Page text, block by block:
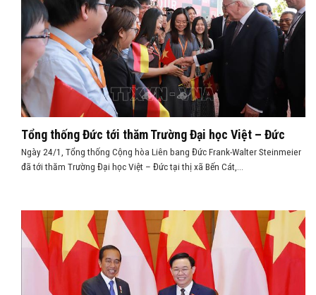
Tổng thống Đức tới thăm Trường Đại học Việt – Đức
Ngày 24/1, Tổng thống Cộng hòa Liên bang Đức Frank-Walter Steinmeier
đã tới thăm Trường Đại học Việt – Đức tại thị xã Bến Cát,...